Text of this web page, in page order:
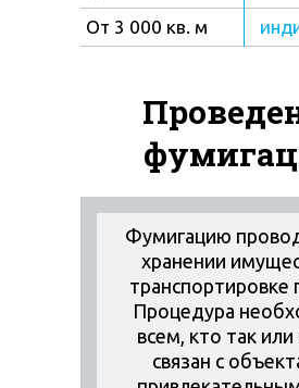
От 3 000 кв. м
Фумигацию
хранении
транспортировке
Процедура
всем, кто так или
связан с